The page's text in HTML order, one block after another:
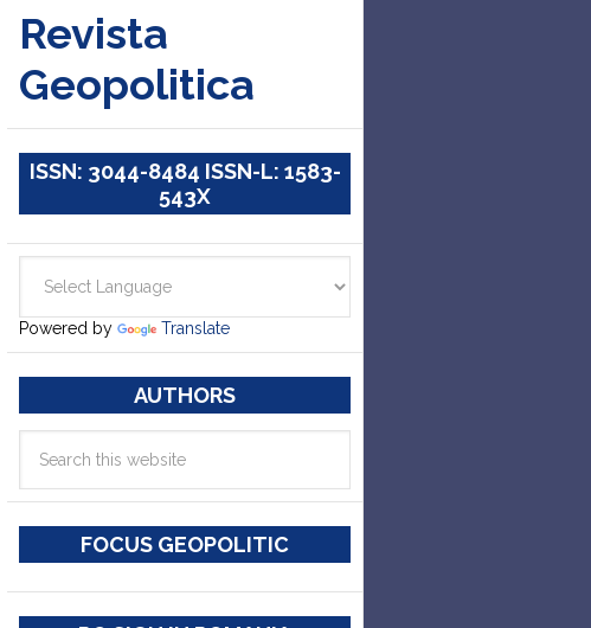
Revista
Geopolitica
ISSN: 3044-8484 ISSN-L: 1583-
543X
Powered by Translate
AUTHORS
FOCUS GEOPOLITIC